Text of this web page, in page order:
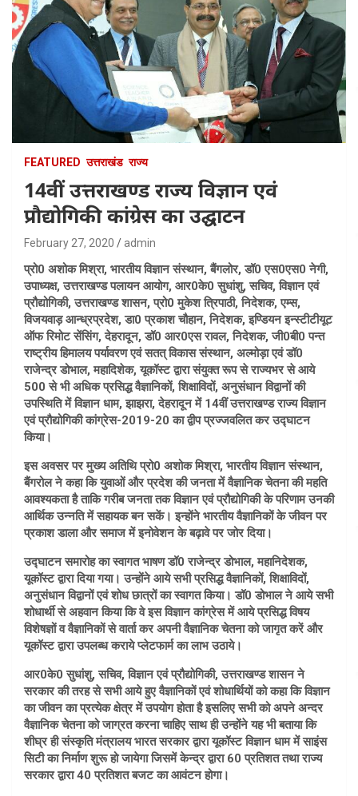
FEATURED उत्तराखंड राज्य
14वीं उत्तराखण्ड राज्य विज्ञान एवं
प्रौद्योगिकी कांग्रेस का उद्घाटन
February 27, 2020 admin
प्रो0 अशोक मिश्रा, भारतीय विज्ञान संस्थान, बैंगलोर, डॉ0 एस0एस0 नेगी,
उपाध्यक्ष, उत्तराखण्ड पलायन आयोग, आर0के0 सुधांशु, सचिव, विज्ञान एवं
प्रौद्योगिकी, उत्तराखण्ड शासन, प्रो0 मुकेश त्रिपाठी, निदेशक, एम्स,
विजयवाड़ आन्ध्रप्रदेश, डा0 प्रकाश चौहान, निदेशक, इण्डियन इन्स्टीटीयूट
ऑफ रिमोट सेंसिंग, देहरादून, डॉ0 आर0एस रावल, निदेशक, जी0बी0 पन्त
राष्ट्रीय हिमालय पर्यावरण एवं सतत् विकास संस्थान, अल्मोड़ा एवं डॉ0
राजेन्द्र डोभाल, महादिशेक, यूकॉस्ट द्वारा संयुक्त रूप से राज्यभर से आये
500 से भी अधिक प्रसिद्ध वैज्ञानिकों, शिक्षाविदों, अनुसंधान विद्वानों की
उपस्थिति में विज्ञान धाम, झाझरा, देहरादून में 14वीं उत्तराखण्ड राज्य विज्ञान
एवं प्रौद्योगिकी कांग्रेस-2019-20 का द्वीप प्रज्जवलित कर उद्घाटन
किया।
इस अवसर पर मुख्य अतिथि प्रो0 अशोक मिश्रा, भारतीय विज्ञान संस्थान,
बैंगरोल ने कहा कि युवाओं और प्रदेश की जनता में वैज्ञानिक चेतना की महति
आवश्यकता है ताकि गरीब जनता तक विज्ञान एवं प्रौद्योगिकी के परिणाम उनकी
आर्थिक उन्नति में सहायक बन सकें। इन्होंने भारतीय वैज्ञानिकों के जीवन पर
प्रकाश डाला और समाज में इनोवेशन के बढ़ावे पर जोर दिया।
उद्घाटन समारोह का स्वागत भाषण डॉ0 राजेन्द्र डोभाल, महानिदेशक,
यूकॉस्ट द्वारा दिया गया। उन्होंने आये सभी प्रसिद्ध वैज्ञानिकों, शिक्षाविदों,
अनुसंधान विद्वानों एवं शोध छात्रों का स्वागत किया। डॉ0 डोभाल ने आये सभी
शोधार्थी से अहवान किया कि वे इस विज्ञान कांग्रेस में आये प्रसिद्ध विषय
विशेषज्ञों व वैज्ञानिकों से वार्ता कर अपनी वैज्ञानिक चेतना को जागृत करें और
यूकॉस्ट द्वारा उपलब्ध कराये प्लेटफार्म का लाभ उठाये।
आर0के0 सुधांशु, सचिव, विज्ञान एवं प्रौद्योगिकी, उत्तराखण्ड शासन ने
सरकार की तरह से सभी आये हुए वैज्ञानिकों एवं शोधार्थियों को कहा कि विज्ञान
का जीवन का प्रत्येक क्षेत्र में उपयोग होता है इसलिए सभी को अपने अन्दर
वैज्ञानिक चेतना को जाग्रत करना चाहिए साथ ही उन्होंने यह भी बताया कि
शीघ्र ही संस्कृति मंत्रालय भारत सरकार द्वारा यूकॉस्ट विज्ञान धाम में साइंस
सिटी का निर्माण शुरू हो जायेगा जिसमें केन्द्र द्वारा 60 प्रतिशत तथा राज्य
सरकार द्वारा 40 प्रतिशत बजट का आवंटन होगा।